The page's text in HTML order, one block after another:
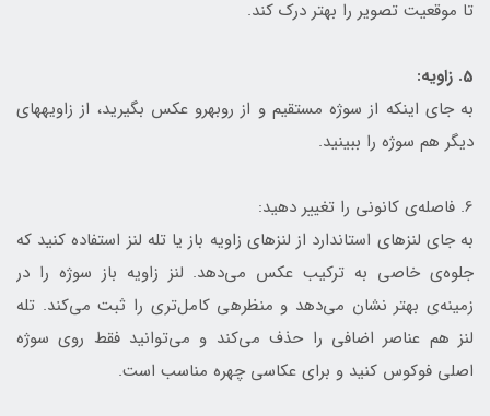
تا موقعیت تصویر را بهتر درک کند.
5. زاویه:
به جای اینکه از سوژه مستقیم و از روبه‎رو عکس بگیرید، از زاویه‎های
دیگر هم سوژه را ببینید.
6. فاصله‌ی کانونی را تغییر دهید:
به جای لنز‌های استاندارد از لنزهای زاویه باز یا تله لنز استفاده کنید که
جلوه‌ی خاصی به ترکیب عکس می‌دهد. لنز زاویه باز سوژه را در
زمینه‌ی بهتر نشان می‌دهد و منظره‎ی کامل‌تری را ثبت می‌کند. تله
لنز هم عناصر اضافی را حذف می‌کند و می‌توانید فقط روی سوژه
اصلی فوکوس کنید و برای عکاسی چهره مناسب است.